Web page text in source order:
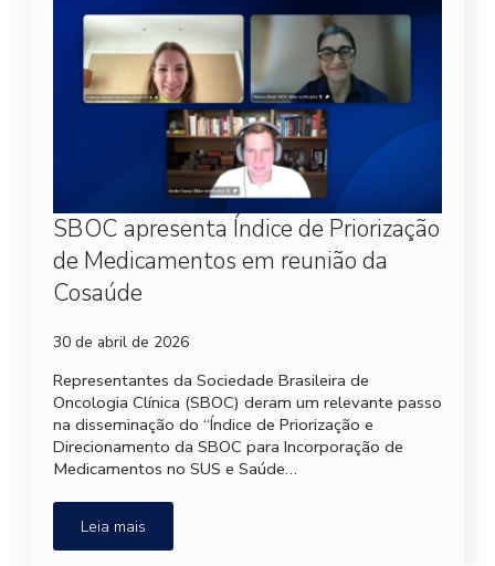
SBOC apresenta Índice de Priorização
de Medicamentos em reunião da
Cosaúde
30 de abril de 2026
Representantes da Sociedade Brasileira de
Oncologia Clínica (SBOC) deram um relevante passo
na disseminação do “Índice de Priorização e
Direcionamento da SBOC para Incorporação de
Medicamentos no SUS e Saúde…
Leia mais